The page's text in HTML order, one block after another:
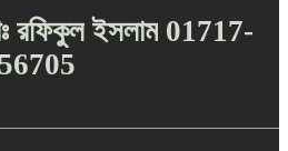
রফিকুল ইসলাম 01717-